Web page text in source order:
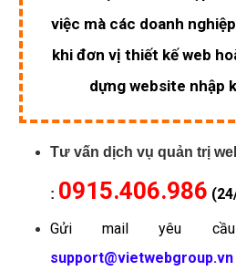
việc mà các doanh
khi đơn vị thiết kế web
dựng website nhập
Tư vấn dịch vụ quản trị
: 0915.406.986
Gửi mail yêu
support@vietwebgroup.vn